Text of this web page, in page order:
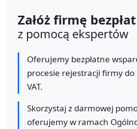
Załóż firmę
z pomocą ekspertów
Oferujemy bezpłatne
procesie rejestracji firmy do
VAT.
Skorzystaj z darmowej
oferujemy w ramach